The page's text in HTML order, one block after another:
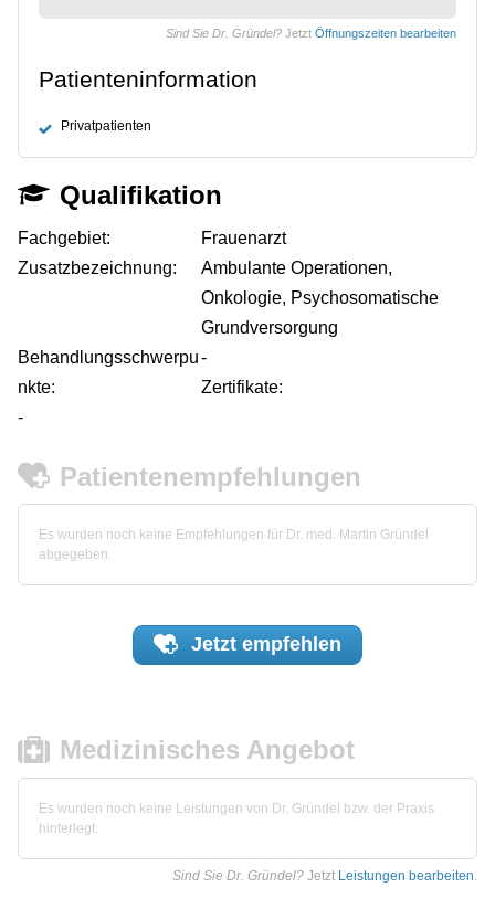
Sind Sie Dr. Gründel? Jetzt Öffnungszeiten bearbeiten
Patienteninformation
Privatpatienten
Qualifikation
Fachgebiet:
Frauenarzt
Zusatzbezeichnung:
Ambulante Operationen,
Onkologie, Psychosomatische
Grundversorgung
Behandlungsschwerpu
nkte:
-
Zertifikate:
-
Patientenempfehlungen
Es wurden noch keine Empfehlungen für Dr. med. Martin Gründel
abgegeben.
Jetzt empfehlen
Medizinisches Angebot
Es wurden noch keine Leistungen von Dr. Gründel bzw. der Praxis
hinterlegt.
Sind Sie Dr. Gründel? Jetzt Leistungen bearbeiten.